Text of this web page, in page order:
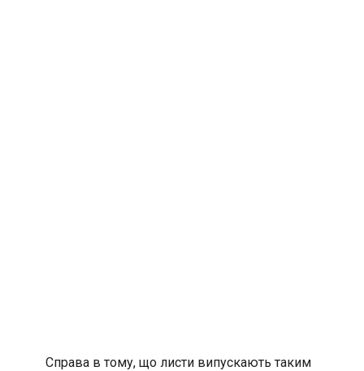
Справа в тому, що листи випускають таким